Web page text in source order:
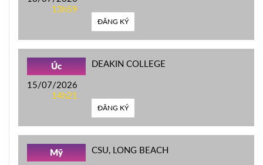
13h59
ĐĂNG KÝ
Úc
15/07/2026
14h21
DEAKIN COLLEGE
ĐĂNG KÝ
Mỹ CSU, LONG BEACH